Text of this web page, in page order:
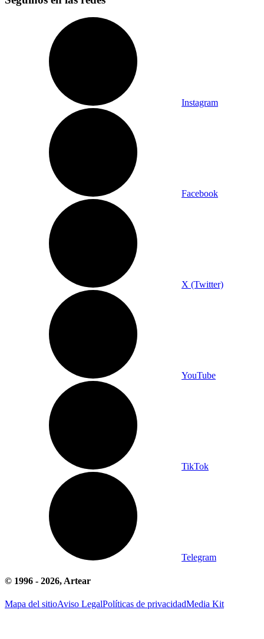
Instagram
Facebook
X (Twitter)
YouTube
TikTok
Telegram
© 1996 - 2026, Artear
Mapa del sitioAviso LegalPolíticas de privacidadMedia Kit